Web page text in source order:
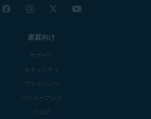
家庭向け
サポート
セキュリティ
プライバシー
パフォーマンス
ブログ